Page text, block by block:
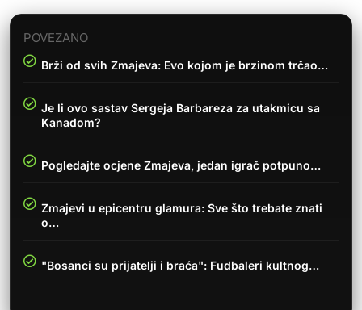
POVEZANO
Brži od svih Zmajeva: Evo kojom je brzinom trčao…
Je li ovo sastav Sergeja Barbareza za utakmicu sa
Kanadom?
Pogledajte ocjene Zmajeva, jedan igrač potpuno…
Zmajevi u epicentru glamura: Sve što trebate znati
o…
"Bosanci su prijatelji i braća": Fudbaleri kultnog…